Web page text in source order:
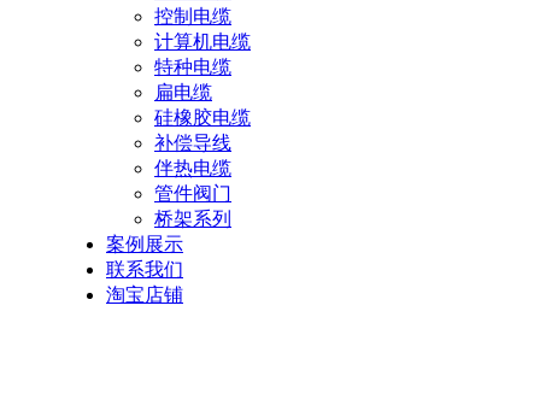
控制电缆
计算机电缆
特种电缆
扁电缆
硅橡胶电缆
补偿导线
伴热电缆
管件阀门
桥架系列
案例展示
联系我们
淘宝店铺